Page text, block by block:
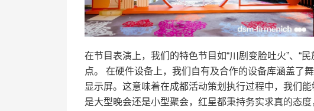
在节目表演上，我们的特色节目如“川剧变脸吐火”、“
点。 在硬件设备上，我们自有及合作的设备库涵盖了
显示屏。这意味着在成都活动策划执行过程中，我们
是大型晚会还是小型聚会，红星都秉持务实求真的态